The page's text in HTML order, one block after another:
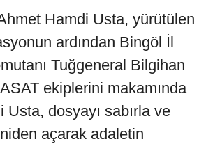
Hamdi Usta, yürütülen
ardından Bingöl İl
Tuğgeneral Bilgihan
ekiplerini makamında
Usta, dosyayı sabırla ve
açarak adaletin